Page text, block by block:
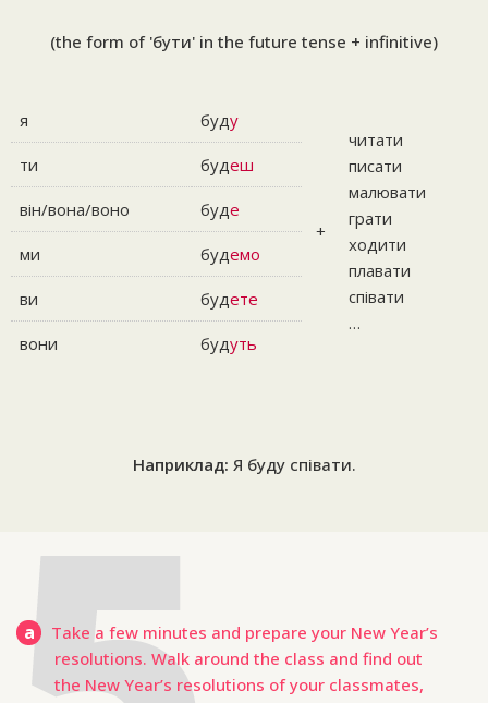
(the form of 'бути' in the future tense + infinitive)
я буду
+
читати
писати
малювати
грати
ходити
плавати
співати
…
ти будеш
він/вона/воно буде
ми будемо
ви будете
вони будуть
Наприклад: Я буду співати.
a
Take a few minutes and prepare your New Year’s
resolutions. Walk around the class and find out
the New Year’s resolutions of your classmates,